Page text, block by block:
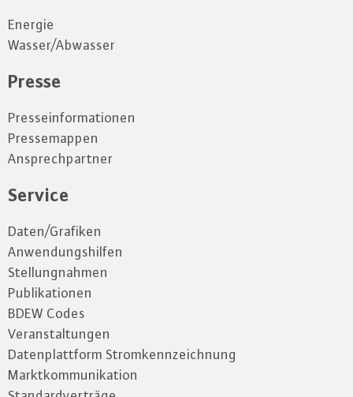
Energie
Wasser/Abwasser
Presse
Presseinformationen
Pressemappen
Ansprechpartner
Service
Daten/Grafiken
Anwendungshilfen
Stellungnahmen
Publikationen
BDEW Codes
Veranstaltungen
Datenplattform Stromkennzeichnung
Marktkommunikation